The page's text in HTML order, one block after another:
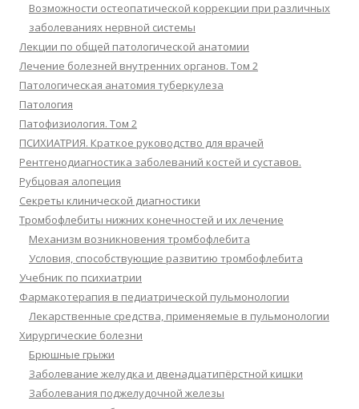
Возможности остеопатической коррекции при различных
заболеваниях нервной системы
Лекции по общей патологической анатомии
Лечение болезней внутренних органов. Том 2
Патологическая анатомия туберкулеза
Патология
Патофизиология. Том 2
ПСИХИАТРИЯ. Краткое руководство для врачей
Рентгенодиагностика заболеваний костей и суставов.
Рубцовая алопеция
Секреты клинической диагностики
Тромбофлебиты нижних конечностей и их лечение
Механизм возникновения тромбофлебита
Условия, способствующие развитию тромбофлебита
Учебник по психиатрии
Фармакотерапия в педиатрической пульмонологии
Лекарственные средства, применяемые в пульмонологии
Хирургические болезни
Брюшные грыжи
Заболевание желудка и двенадцатипёрстной кишки
Заболевания поджелудочной железы